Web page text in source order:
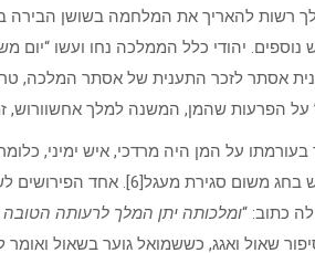
רשות להאריך את המלחמה בשושן הבירה
ונהרגו כ-300 איש נוספים. יהודי כלל הממלכה נחו
אסתר לזכר התענית של אסתר המלכה,
על הפרעות שהמן, המשנה למלך
בעורמתו על המן היה מרדכי, איש ימיני,
. כך שיש בחג משום סגירת
כתוב: “ומלכותה יתן המלך לרעותה
שאול ואגג, כששמואל גוער בשאול ואומר